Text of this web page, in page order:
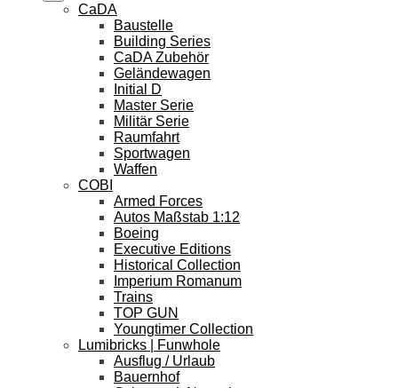
CaDA
Baustelle
Building Series
CaDA Zubehör
Geländewagen
Initial D
Master Serie
Militär Serie
Raumfahrt
Sportwagen
Waffen
COBI
Armed Forces
Autos Maßstab 1:12
Boeing
Executive Editions
Historical Collection
Imperium Romanum
Trains
TOP GUN
Youngtimer Collection
Lumibricks | Funwhole
Ausflug / Urlaub
Bauernhof